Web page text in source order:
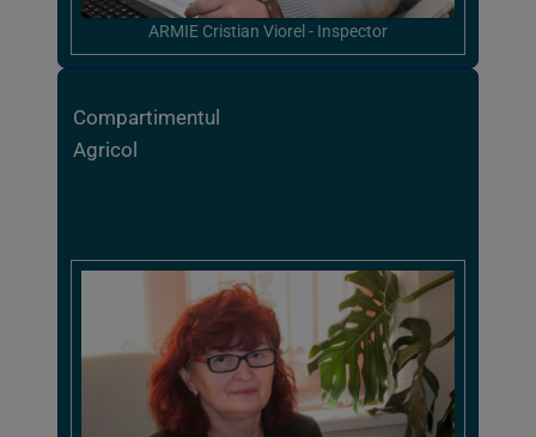
ARMIE Cristian Viorel - Inspector
Compartimentul
Agricol